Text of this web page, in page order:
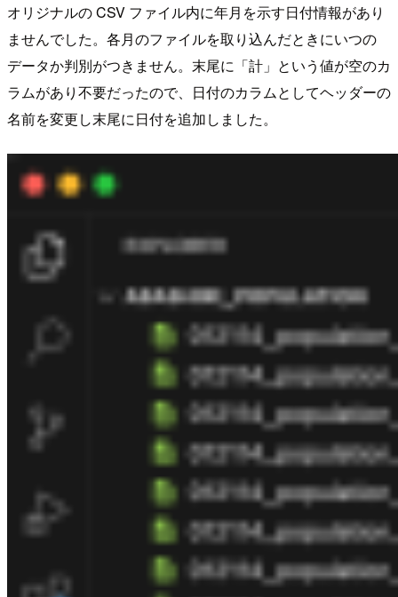
オリジナルの CSV ファイル内に年月を示す日付情報があり
ませんでした。各月のファイルを取り込んだときにいつの
データか判別がつきません。末尾に「計」という値が空のカ
ラムがあり不要だったので、日付のカラムとしてヘッダーの
名前を変更し末尾に日付を追加しました。